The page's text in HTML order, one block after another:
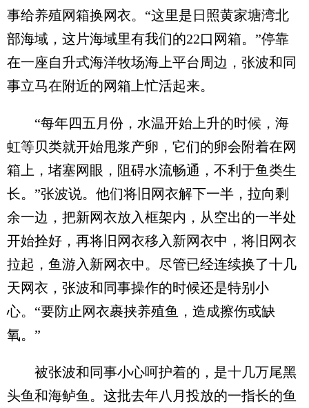
事给养殖网箱换网衣。“这里是日照黄家塘湾北
部海域，这片海域里有我们的22口网箱。”停靠
在一座自升式海洋牧场海上平台周边，张波和同
事立马在附近的网箱上忙活起来。
“每年四五月份，水温开始上升的时候，海
虹等贝类就开始甩浆产卵，它们的卵会附着在网
箱上，堵塞网眼，阻碍水流畅通，不利于鱼类生
长。”张波说。他们将旧网衣解下一半，拉向剩
余一边，把新网衣放入框架内，从空出的一半处
开始拴好，再将旧网衣移入新网衣中，将旧网衣
拉起，鱼游入新网衣中。尽管已经连续换了十几
天网衣，张波和同事操作的时候还是特别小
心。“要防止网衣裹挟养殖鱼，造成擦伤或缺
氧。”
被张波和同事小心呵护着的，是十几万尾黑
头鱼和海鲈鱼。这批去年八月投放的一指长的鱼